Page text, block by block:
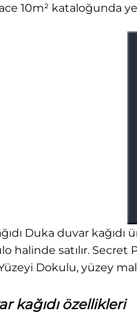
10m² kataloğunda
Duka duvar kağıdı
halinde satılır. Secret
Yüzeyi Dokulu, yüzey
kağıdı özellikleri